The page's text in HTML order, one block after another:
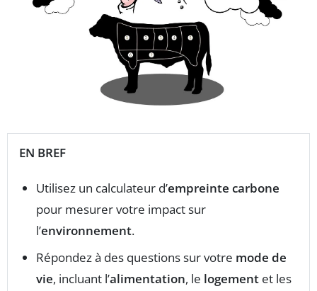
EN BREF
Utilisez un calculateur d’empreinte carbone
pour mesurer votre impact sur
l’environnement.
Répondez à des questions sur votre mode de
vie, incluant l’alimentation, le logement et les